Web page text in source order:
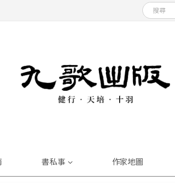
書私事 作家地圖